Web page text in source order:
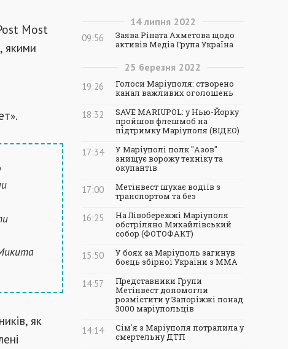
Most
якими
».
як
14 липня 2022
09:56
Заява Ріната Ахметова щодо
активів Медіа Група Україна
25 березня 2022
19:26
Голоси Маріуполя: створено
канал важливих оголошень
18:32
SAVE MARIUPOL: у Нью-Йорку
пройшов флешмоб на
підтримку Маріуполя (ВІДЕО)
17:34
У Маріуполі полк "Азов"
знищує ворожу техніку та
окупантів
17:00
Метінвест шукає водіїв з
транспортом та без
16:25
На Лівобережжі Маріуполя
обстріляно Михайлівський
собор (ФОТОФАКТ)
15:50
У боях за Маріуполь загинув
боєць збірної України з ММА
14:57
Представники Групи
Метінвест допомогли
розмістити у Запоріжжі понад
3000 маріупольців
14:14
Сім'я з Маріуполя потрапила у
смертельну ДТП